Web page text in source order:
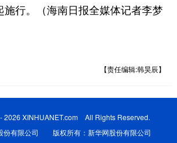
行。（海南日报全媒体记者李梦
【责任编辑:韩昊辰】
2026 XINHUANET.com All Rights Reserved.
份有限公司 版权所有：新华网股份有限公司